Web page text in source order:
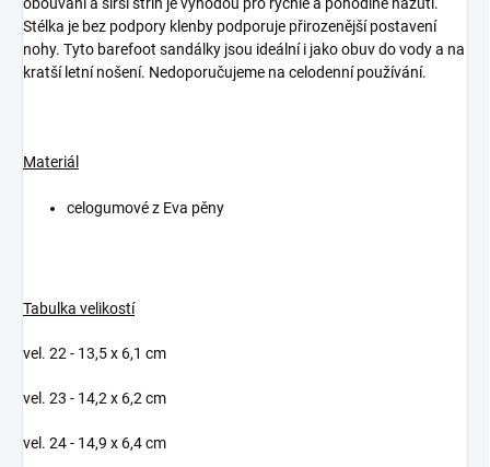
Stélka je bez podpory klenby podporuje přirozenější postavení
nohy. Tyto barefoot sandálky jsou ideální i jako obuv do vody a na
kratší letní nošení. Nedoporučujeme na celodenní používání.
Materiál
celogumové z Eva pěny
Tabulka velikostí
vel. 22 - 13,5 x 6,1 cm
vel. 23 - 14,2 x 6,2 cm
vel. 24 - 14,9 x 6,4 cm